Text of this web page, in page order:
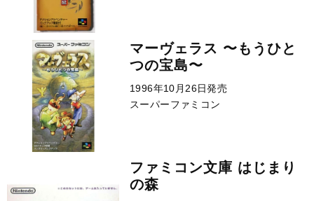
マーヴェラス 〜もうひと
つの宝島〜
1996年10月26日発売
スーパーファミコン
ファミコン文庫 はじまり
の森